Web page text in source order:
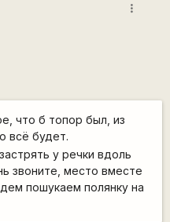
more_vert
что б топор был, из
всё будет.
у речки вдоль
звоните, место вместе
пошукаем полянку на